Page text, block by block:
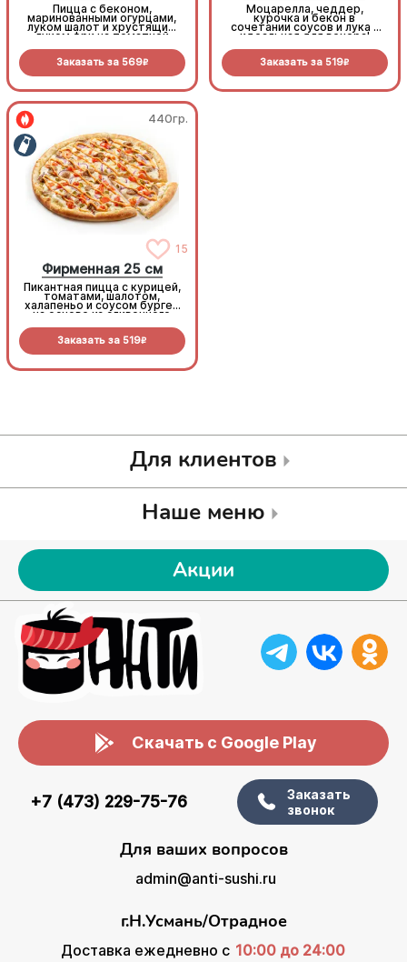
Пицца с беконом,
маринованными огурцами,
луком шалот и хрустящим
луком фри на томатной
Заказать за 569R
Моцарелла, чеддер,
курочка и бекон в
сочетании соусов и лука -
идеальная для вечера!
Заказать за 519R
440гр.
15
Фирменная 25 см
Пикантная пицца с курицей,
томатами, шалотом,
халапеньо и соусом бургер
на основе из сливочного
Заказать за 519R
Для клиентов
Наше меню
Акции
Скачать с Google Play
+7 (473) 229-75-76
Заказать
звонок
Для ваших вопросов
admin@anti-sushi.ru
г.Н.Усмань/Отрадное
Доставка ежедневно с 10:00 до 24:00